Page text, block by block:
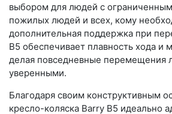
выбором для людей с
пожилых людей и всех, кому
дополнительная поддержка при
B5 обеспечивает плавность хода и
делая повседневные перемещения
уверенными.
Благодаря своим конструктивным
кресло-коляска Barry B5 идеально